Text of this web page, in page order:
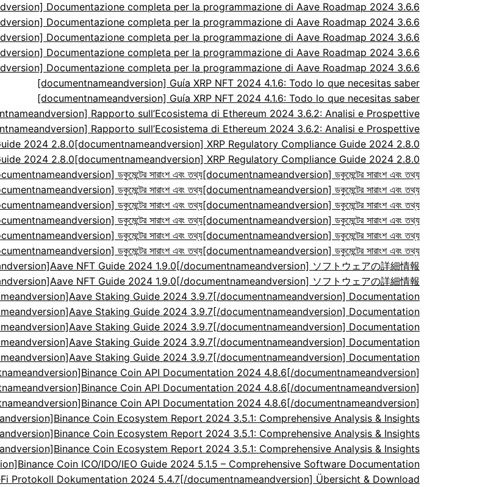
Documentazione completa per la programmazione di Aave Roadmap 2024 3.6.6
Documentazione completa per la programmazione di Aave Roadmap 2024 3.6.6
Documentazione completa per la programmazione di Aave Roadmap 2024 3.6.6
Documentazione completa per la programmazione di Aave Roadmap 2024 3.6.6
Documentazione completa per la programmazione di Aave Roadmap 2024 3.6.6
[documentnameandversion] Guía XRP NFT 2024 4.1.6: Todo lo que necesitas saber
[documentnameandversion] Guía XRP NFT 2024 4.1.6: Todo lo que necesitas saber
Rapporto sull’Ecosistema di Ethereum 2024 3.6.2: Analisi e Prospettive
Rapporto sull’Ecosistema di Ethereum 2024 3.6.2: Analisi e Prospettive
2024 2.8.0[documentnameandversion] XRP Regulatory Compliance Guide 2024 2.8.0
2024 2.8.0[documentnameandversion] XRP Regulatory Compliance Guide 2024 2.8.0
ডকুমেন্টের সারাংশ এবং তথ্য[documentnameandversion] ডকুমেন্টের সারাংশ এবং তথ্য
ডকুমেন্টের সারাংশ এবং তথ্য[documentnameandversion] ডকুমেন্টের সারাংশ এবং তথ্য
ডকুমেন্টের সারাংশ এবং তথ্য[documentnameandversion] ডকুমেন্টের সারাংশ এবং তথ্য
ডকুমেন্টের সারাংশ এবং তথ্য[documentnameandversion] ডকুমেন্টের সারাংশ এবং তথ্য
ডকুমেন্টের সারাংশ এবং তথ্য[documentnameandversion] ডকুমেন্টের সারাংশ এবং তথ্য
ডকুমেন্টের সারাংশ এবং তথ্য[documentnameandversion] ডকুমেন্টের সারাংশ এবং তথ্য
NFT Guide 2024 1.9.0[/documentnameandversion] ソフトウェアの詳細情報
NFT Guide 2024 1.9.0[/documentnameandversion] ソフトウェアの詳細情報
Staking Guide 2024 3.9.7[/documentnameandversion] Documentation
Staking Guide 2024 3.9.7[/documentnameandversion] Documentation
Staking Guide 2024 3.9.7[/documentnameandversion] Documentation
Staking Guide 2024 3.9.7[/documentnameandversion] Documentation
Staking Guide 2024 3.9.7[/documentnameandversion] Documentation
Coin API Documentation 2024 4.8.6[/documentnameandversion]
Coin API Documentation 2024 4.8.6[/documentnameandversion]
Coin API Documentation 2024 4.8.6[/documentnameandversion]
Coin Ecosystem Report 2024 3.5.1: Comprehensive Analysis & Insights
Coin Ecosystem Report 2024 3.5.1: Comprehensive Analysis & Insights
Coin Ecosystem Report 2024 3.5.1: Comprehensive Analysis & Insights
Coin ICO/IDO/IEO Guide 2024 5.1.5 – Comprehensive Software Documentation
Protokoll Dokumentation 2024 5.4.7[/documentnameandversion] Übersicht & Download